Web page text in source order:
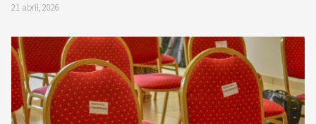
21 abril, 2026